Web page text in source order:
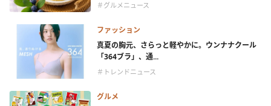
＃グルメニュース
ファッション
真夏の胸元、さらっと軽やかに。ウンナナクール
「364ブラ」、通...
＃トレンドニュース
グルメ